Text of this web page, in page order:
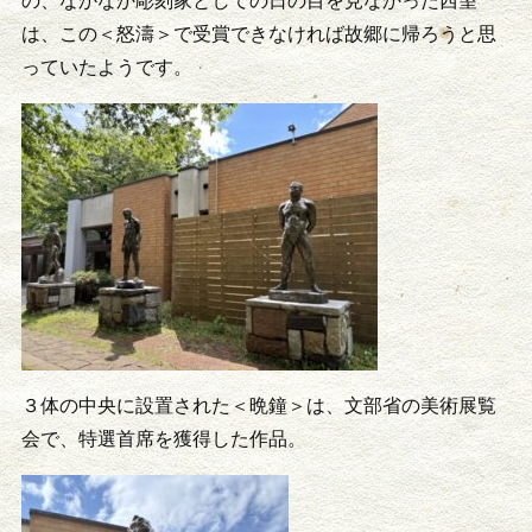
は、この＜怒濤＞で受賞できなければ故郷に帰ろうと思
っていたようです。
３体の中央に設置された＜晩鐘＞は、文部省の美術展覧
会で、特選首席を獲得した作品。